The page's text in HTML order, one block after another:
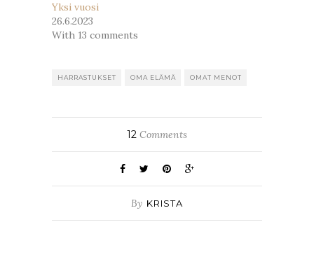
Yksi vuosi
26.6.2023
With 13 comments
HARRASTUKSET OMA ELÄMÄ OMAT MENOT
12 Comments
By KRISTA